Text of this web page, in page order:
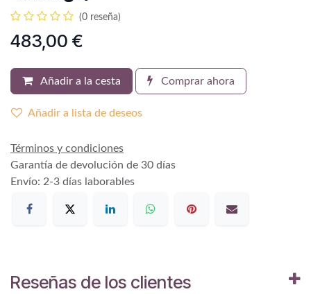
(0 reseña)
483,00 €
Añadir a la cesta Comprar ahora
Añadir a lista de deseos
Términos y condiciones
Garantía de devolución de 30 días
Envío: 2-3 días laborables
Reseñas de los clientes